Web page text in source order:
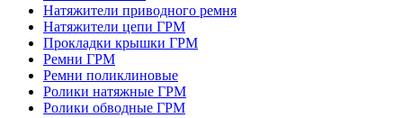
Натяжители приводного ремня
Натяжители цепи ГРМ
Прокладки крышки ГРМ
Ремни ГРМ
Ремни поликлиновые
Ролики натяжные ГРМ
Ролики обводные ГРМ